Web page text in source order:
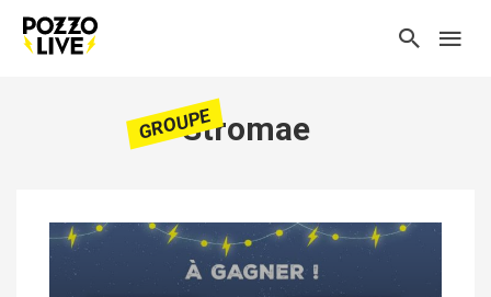
GROUPEStromae